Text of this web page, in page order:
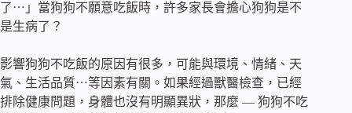
了⋯」當狗狗不願意吃飯時，許多家長會擔心狗狗是不
是生病了？
影響狗狗不吃飯的原因有很多，可能與環境、情緒、天
氣、生活品質⋯等因素有關。如果經過獸醫檢查，已經
排除健康問題，身體也沒有明顯異狀，那麼 — 狗狗不吃